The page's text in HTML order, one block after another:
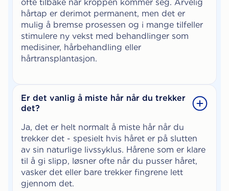
ofte tilbake når kroppen kommer seg. Arvelig
hårtap er derimot permanent, men det er
mulig å bremse prosessen og i mange tilfeller
stimulere ny vekst med behandlinger som
medisiner, hårbehandling eller
hårtransplantasjon.
Er det vanlig å miste hår når du trekker
det?
Ja, det er helt normalt å miste hår når du
trekker det - spesielt hvis håret er på slutten
av sin naturlige livssyklus. Hårene som er klare
til å gi slipp, løsner ofte når du pusser håret,
vasker det eller bare trekker fingrene lett
gjennom det.